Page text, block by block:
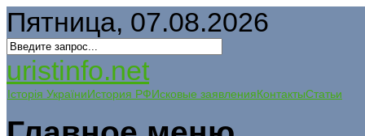
Пятница, 07.08.2026
uristinfo.net
Історія УкраїниИстория РФИсковые заявленияКонтактыСтатьи